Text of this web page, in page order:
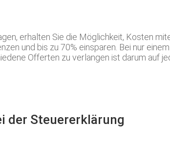
erhalten Sie die Möglichkeit, Kosten
und bis zu 70% einsparen. Bei nur
Offerten zu verlangen ist darum auf
der Steuererklärung